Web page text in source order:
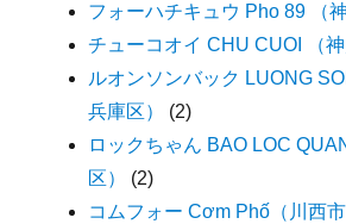
フォーハチキュウ Pho 89 （
チューコオイ CHU CUOI （神
ルオンソンバック LUONG
兵庫区）
(2)
ロックちゃん BAO LOC
区）
(2)
コムフォー Cơm Phố（川西市